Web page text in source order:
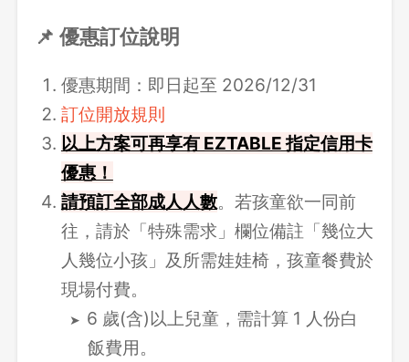
📌 優惠訂位說明
優惠期間：即日起至 2026/12/31
訂位開放規則
以上方案可再享有 EZTABLE 指定信用卡
優惠！
請預訂全部成人人數。若孩童欲一同前
往，請於「特殊需求」欄位備註「幾位大
人幾位小孩」及所需娃娃椅，孩童餐費於
現場付費。
6 歲(含)以上兒童，需計算 1 人份白
飯費用。